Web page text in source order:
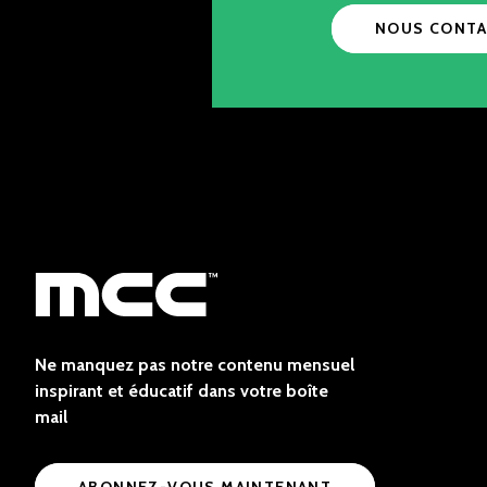
NOUS
Ne manquez pas notre contenu mensuel
inspirant et éducatif dans votre boîte
mail